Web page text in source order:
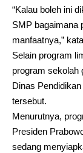
“Kalau boleh ini
SMP bagaimana
manfaatnya,”
Selain program
program sekolah
Dinas
tersebut.
Menurutnya,
Presiden
sedang